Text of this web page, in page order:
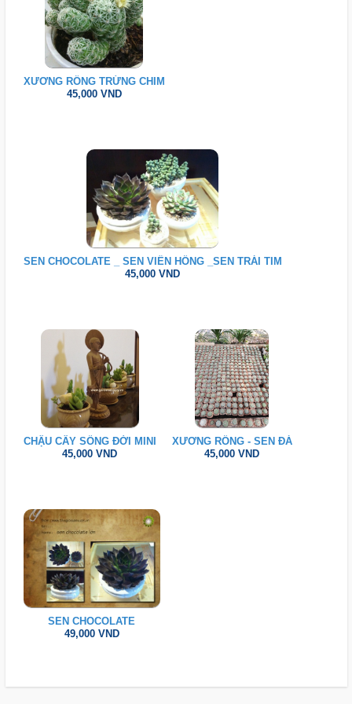
XƯƠNG RỒNG TRỨNG CHIM
45,000 VND
SEN CHOCOLATE _ SEN VIỀN HỒNG _SEN TRÁI TIM
45,000 VND
CHẬU CÂY SỐNG ĐỜI MINI
45,000 VND
XƯƠNG RỒNG - SEN ĐÁ
45,000 VND
SEN CHOCOLATE
49,000 VND